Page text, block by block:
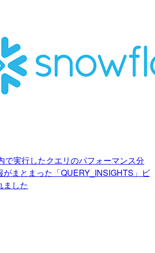
で実行したクエリのパフォーマンス分
がまとまった「QUERY_INSIGHTS」ビ
ました